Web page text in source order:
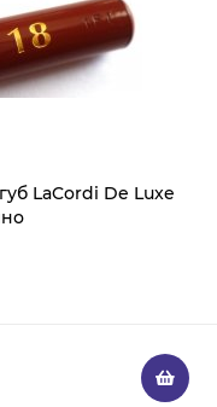
LaCordi De Luxe